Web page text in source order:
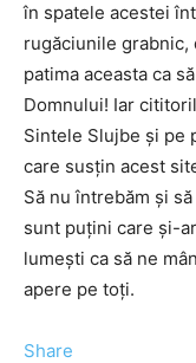
în spatele acestei
rugăciunile grabnic,
patima aceasta ca
Domnului! Iar
Sintele Slujbe şi pe
care susţin acest
Să nu întrebăm şi
sunt puţini care şi-
lumeşti ca să ne
apere pe toţi.
Share